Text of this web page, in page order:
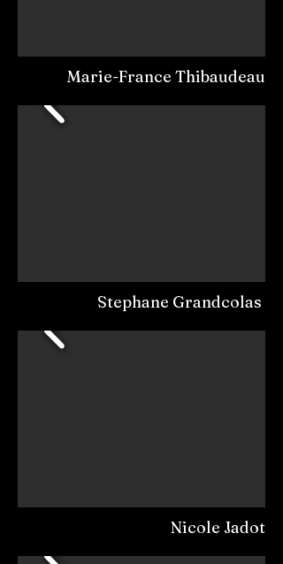
Marie-France Thibaudeau
Stephane Grandcolas
Nicole Jadot